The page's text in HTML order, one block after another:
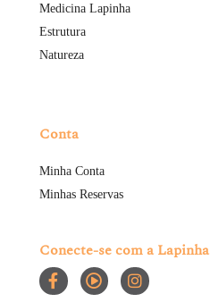
Medicina Lapinha
Estrutura
Natureza
Conta
Minha Conta
Minhas Reservas
Conecte-se com a Lapinha